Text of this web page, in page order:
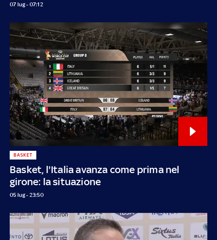
07 lug - 07:12
Basket, l'Italia avanza come prima nel
girone: la situazione
BASKET
05 lug - 23:50